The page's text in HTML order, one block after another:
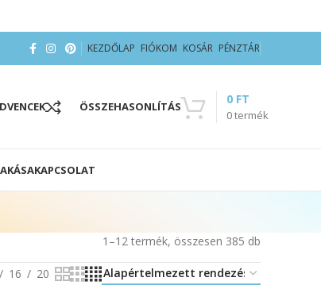
KEZDŐLAP FIÓKOM KOSÁR PÉNZTÁR
ÖSSZEHASONLÍTÁS
0termék
0 FT
KAPCSOLAT
1–12 termék, összesen 385 db
16 20